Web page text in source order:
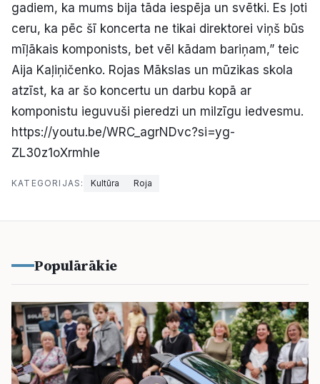
gadiem, ka mums bija tāda iespēja un svētki. Es ļoti
ceru, ka pēc šī koncerta ne tikai direktorei viņš būs
mīļākais komponists, bet vēl kādam bariņam,” teic
Aija Kaļiņičenko. Rojas Mākslas un mūzikas skola
atzīst, ka ar šo koncertu un darbu kopā ar
komponistu ieguvuši pieredzi un milzīgu iedvesmu.
https://youtu.be/WRC_agrNDvc?si=yg-
ZL30z1oXrmhIe
KATEGORIJAS: Kultūra Roja
Populārākie